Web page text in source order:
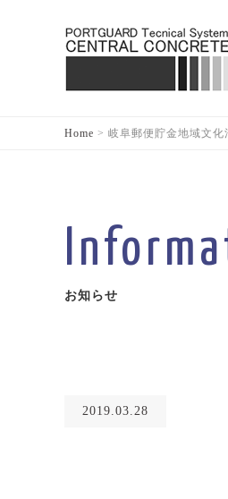
Home > 岐阜郵便貯金地域文化
お知らせ
2019.03.28